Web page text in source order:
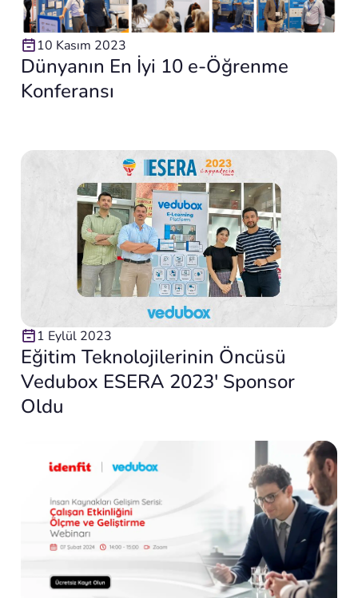
10 Kasım 2023
Dünyanın En İyi 10 e-Öğrenme
Konferansı
1 Eylül 2023
Eğitim Teknolojilerinin Öncüsü
Vedubox ESERA 2023′ Sponsor
Oldu